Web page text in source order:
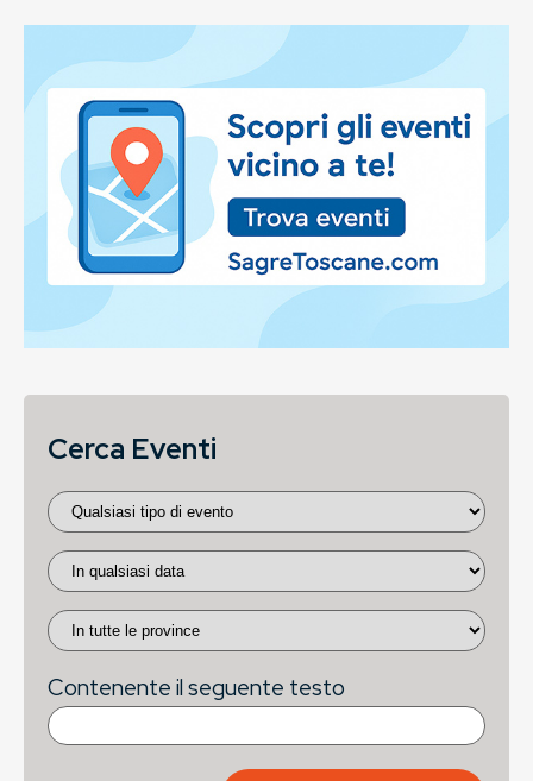
Cerca Eventi
Contenente il seguente testo